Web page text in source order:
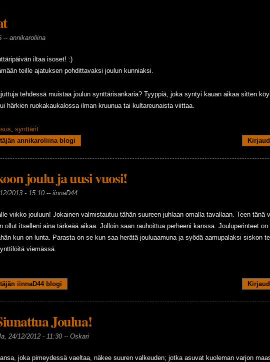
-- annikaroliina
iltaa isoset! :)
teille ajatuksen pohdittavaksi joulun kunniaksi.
tehdessä muistaa joulun synttärisankaria? Tyyppiä, joka syntyi kauan aikaa sitten
härkien ruokakaukalossa ilman kruunua tai kultareunaista viittaa.
synttärit
lahjat
annikaroliina blogi
joulu ja uusi vuosi!
2013 - 15:10 -- iinnaD44
viikko jouluun! Jokainen valmistautuu tähän suureen juhlaan omalla tavallaan. Teen tänä
ollut itselleni aina tärkeää aikaa. Jolloin saan rauhoittua perheeni kanssa. Jouluperinteet
kun on lunta. Parasta on se kun saa herätä jouluaamuna ja syödä aamupalaksi siskon
viemässä.
joulu ja uusi vuosi!
iinnaD44 blogi
Joulua!
24/12/2012 - 11:30 -- Oskari
joka pimeydessä vaeltaa, näkee suuren valkeuden; jotka asuvat kuoleman varjon